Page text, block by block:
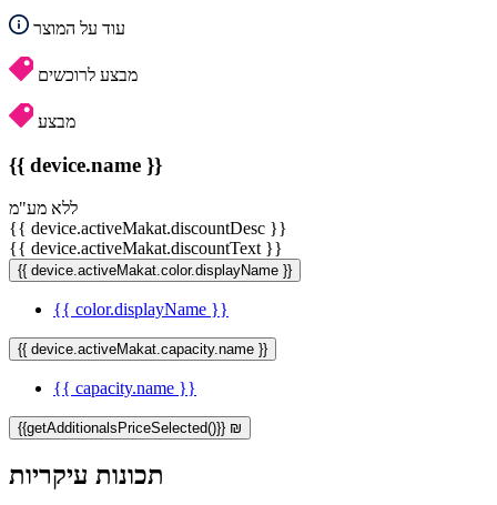
עוד על המוצר
מבצע לרוכשים
מבצע
{{ device.name }}
ללא מע"מ
{{ device.activeMakat.discountDesc }}
{{ device.activeMakat.discountText }}
{{ device.activeMakat.color.displayName }}
{{ color.displayName }}
{{ device.activeMakat.capacity.name }}
{{ capacity.name }}
{{getAdditionalsPriceSelected()}} ₪
תכונות עיקריות